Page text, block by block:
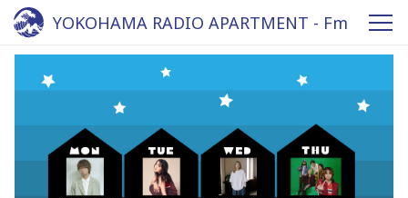
YOKOHAMA RADIO APARTMENT - Fm
yokohama 84.7